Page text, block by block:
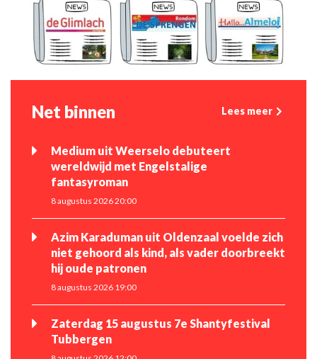
Net binnen Lees meer
Medium uit Weerselo debuteert
wereldwijd met Engelstalige
fantasyroman
8 augustus 2026 20:00
Azim Karaduman uit Oldenzaal voelde zich
niet gehoord als kind, als vader doorbreekt
hij oude patronen
8 augustus 2026 19:00
Zaterdag 15 augustus 7e Shantyfestival
Tubbergen